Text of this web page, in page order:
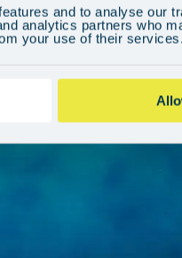
and to analyse our
analytics partners who
your use of their services.